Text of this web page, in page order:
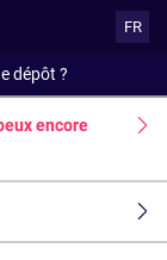
FR
dépôt ?
encore